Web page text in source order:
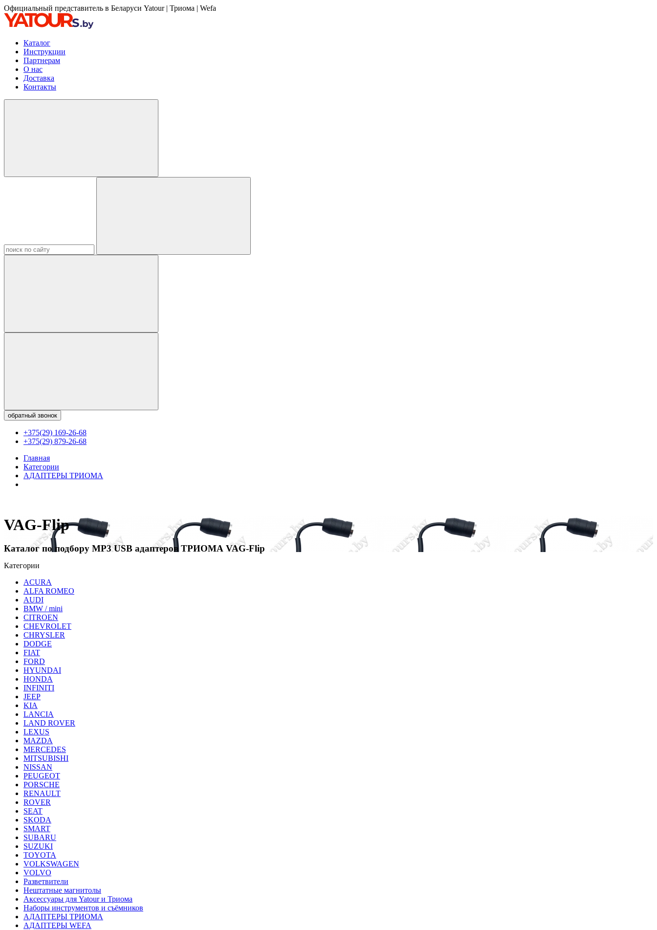
Официальный представитель в Беларуси Yatour | Триома | Wefa
Каталог
Инструкции
Партнерам
О нас
Доставка
Контакты
обратный звонок
+375(29) 169-26-68
+375(29) 879-26-68
Главная
Категории
АДАПТЕРЫ ТРИОМА
VAG-Flip
Каталог по подбору MP3 USB адаптеров ТРИОМА VAG-Flip
Категории
ACURA
ALFA ROMEO
AUDI
BMW / mini
CITROEN
CHEVROLET
CHRYSLER
DODGE
FIAT
FORD
HYUNDAI
HONDA
INFINITI
JEEP
KIA
LANCIA
LAND ROVER
LEXUS
MAZDA
MERCEDES
MITSUBISHI
NISSAN
PEUGEOT
PORSCHE
RENAULT
ROVER
SEAT
SKODA
SMART
SUBARU
SUZUKI
TOYOTA
VOLKSWAGEN
VOLVO
Разветвители
Нештатные магнитолы
Аксессуары для Yatour и Триома
Наборы инструментов и съёмников
АДАПТЕРЫ ТРИОМА
АДАПТЕРЫ WEFA